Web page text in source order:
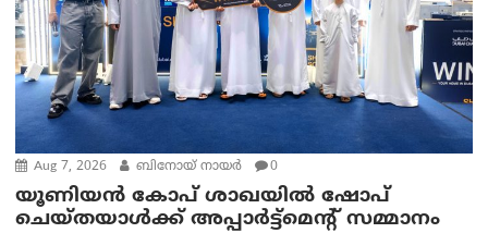
Aug 7, 2026 ബിനോയ് നായര്‍ 0
യൂണിയൻ കോപ് ശാഖയിൽ ഷോപ്
ചെയ്തയാൾക്ക് അപ്പാർട്ട്മെന്റ് സമ്മാനം